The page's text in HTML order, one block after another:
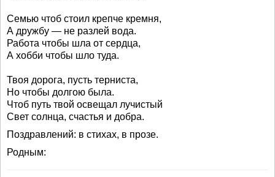
Семью чтоб стоил крепче кремня,
А дружбу — не разлей вода.
Работа чтобы шла от сердца,
А хобби чтобы шло туда.
Твоя дорога, пусть терниста,
Но чтобы долгою была.
Чтоб путь твой освещал лучистый
Свет солнца, счастья и добра.
Поздравлений: в стихах, в прозе.
Родным: